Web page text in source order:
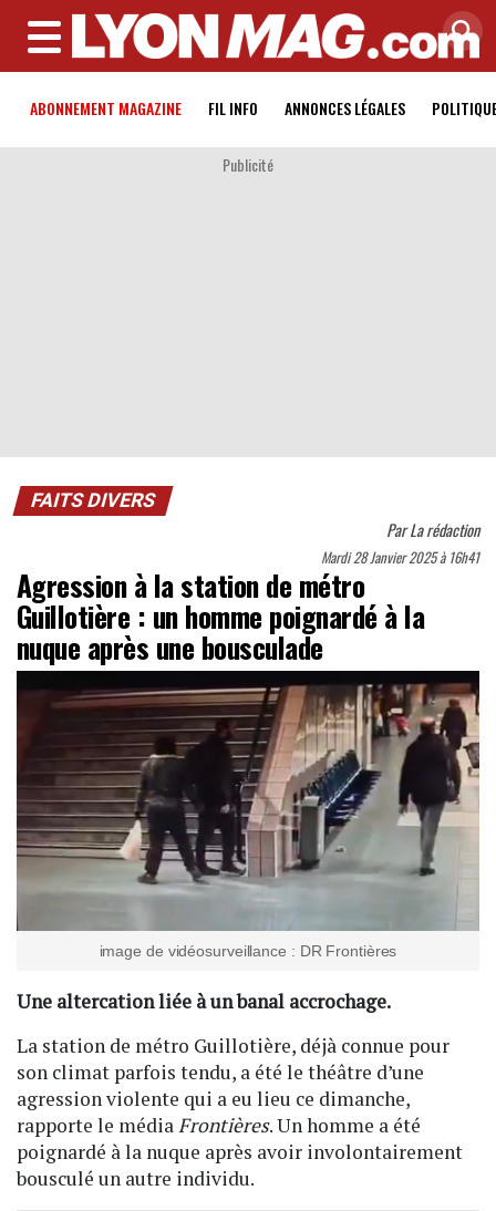
MENU
ABONNEMENT MAGAZINE FIL INFO ANNONCES LÉGALES
Publicité
FAITS DIVERS
ParLa rédaction
Mardi 28 Janvier 2025 à 16h41
Agression à la station de métro
Guillotière : un homme poignardé à la
nuque après une bousculade
image de vidéosurveillance : DR Frontières
Une altercation liée à un banal accrochage.
La station de métro Guillotière, déjà connue pour
son climat parfois tendu, a été le théâtre d’une
agression violente qui a eu lieu ce dimanche,
rapporte le médiaFrontières. Un homme a été
poignardé à la nuque après avoir involontairement
bousculé un autre individu.